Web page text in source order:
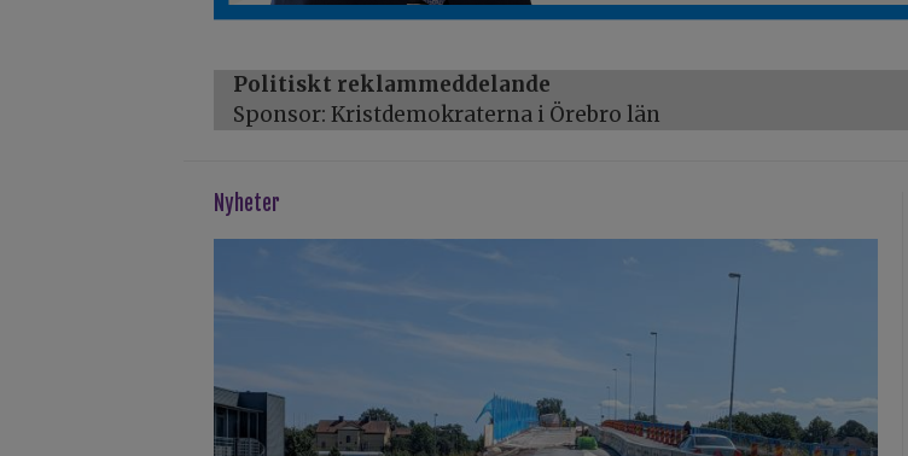
Politiskt reklammeddelande
Sponsor: Kristdemokraterna i Örebro län
Nyheter